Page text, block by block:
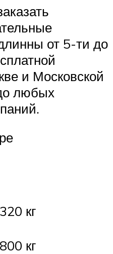
от 5-ти до
и Московской
любых
320 кг
800 кг